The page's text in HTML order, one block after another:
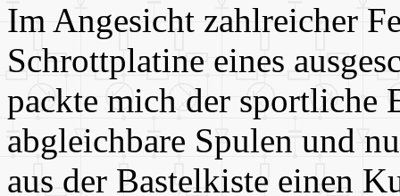
Im Angesicht zahlreicher
Schrottplatine eines
packte mich der sportliche
abgleichbare Spulen und
aus der Bastelkiste einen